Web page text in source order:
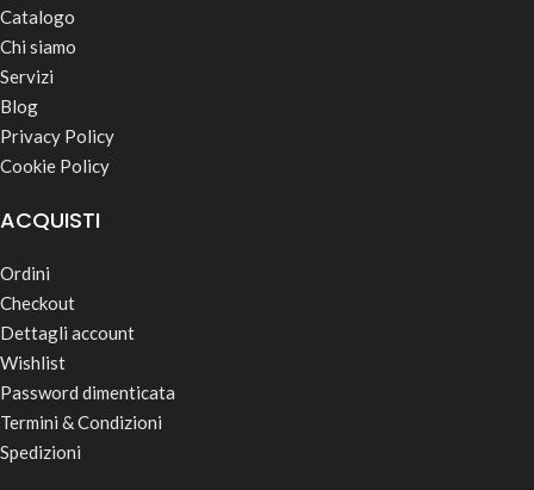
Catalogo
Chi siamo
Servizi
Blog
Privacy Policy
Cookie Policy
ACQUISTI
Ordini
Checkout
Dettagli account
Wishlist
Password dimenticata
Termini & Condizioni
Spedizioni